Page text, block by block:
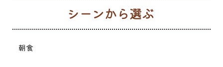
朝食